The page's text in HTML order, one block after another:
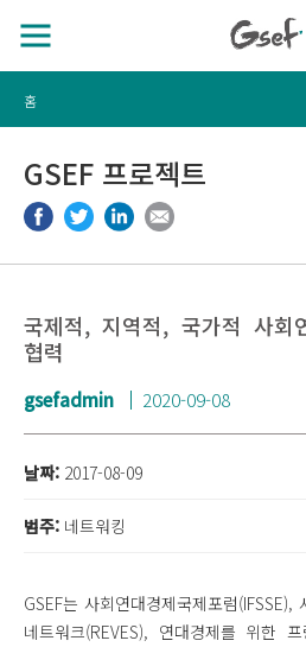
홈
GSEF 프로젝트
국제적, 지역적, 국가적 사회
협력
gsefadmin 2020-09-08
날짜: 2017-08-09
범주: 네트워킹
GSEF는 사회연대경제국제포럼
네트워크(REVES), 연대경제를 위한